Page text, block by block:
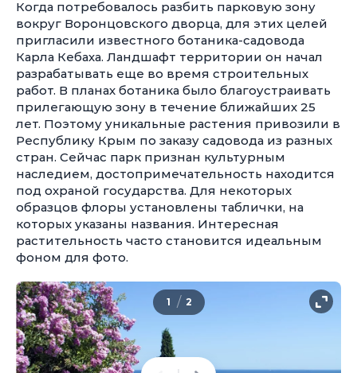
Когда потребовалось разбить парковую зону
вокруг Воронцовского дворца, для этих целей
пригласили известного ботаника-садовода
Карла Кебаха. Ландшафт территории он начал
разрабатывать еще во время строительных
работ. В планах ботаника было благоустраивать
прилегающую зону в течение ближайших 25
лет. Поэтому уникальные растения привозили в
Республику Крым по заказу садовода из разных
стран. Сейчас парк признан культурным
наследием, достопримечательность находится
под охраной государства. Для некоторых
образцов флоры установлены таблички, на
которых указаны названия. Интересная
растительность часто становится идеальным
фоном для фото.
1 / 2